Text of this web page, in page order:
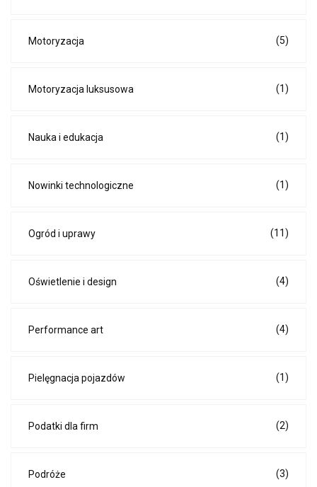
Motoryzacja (5)
Motoryzacja luksusowa (1)
Nauka i edukacja (1)
Nowinki technologiczne (1)
Ogród i uprawy (11)
Oświetlenie i design (4)
Performance art (4)
Pielęgnacja pojazdów (1)
Podatki dla firm (2)
Podróże (3)